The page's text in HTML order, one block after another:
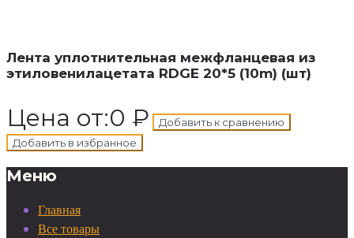
Лента уплотнительная межфланцевая из
этиловенилацетата RDGE 20*5 (10m) (шт)
Цена от:0 ₽
Добавить к сравнению
Добавить в избранное
Меню
Главная
Все товары